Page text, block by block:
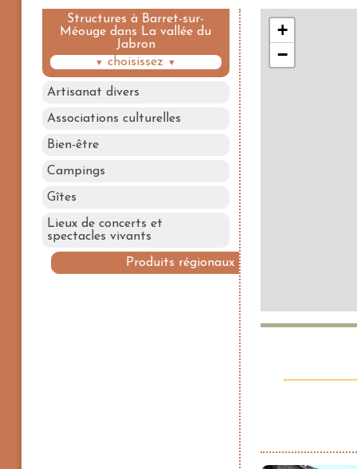
Structures à Barret-sur-
Méouge dans La vallée du
Jabron
▼ choisissez ▼
Artisanat divers
Associations culturelles
Bien-être
Campings
Gîtes
Lieux de concerts et
spectacles vivants
Produits régionaux